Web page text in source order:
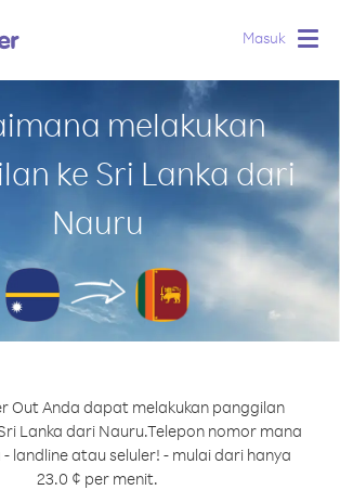
Masuk
melakukan
ke Sri Lanka dari
Nauru
Out Anda dapat melakukan panggilan
Lanka dari Nauru.Telepon nomor mana
- landline atau seluler! - mulai dari hanya
23.0 ¢ per menit.